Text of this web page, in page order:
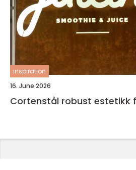
inspiration
16. June 2026
Cortenstål robust